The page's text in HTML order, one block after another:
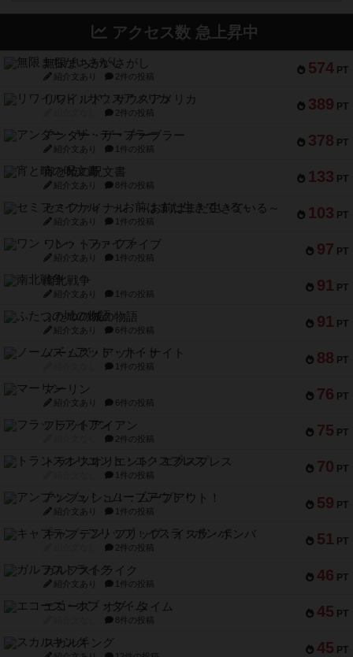
アクセス数 急上昇中
574 PT
無限まちがいさがし
紹介文あり 2件の投稿
389 PT
リワイルド：サウスアメリカ
2件の投稿
378 PT
アンダー・ザ・テーブラー
紹介文あり 1件の投稿
133 PT
宵と暁の呪文書
紹介文あり 8件の投稿
103 PT
セミファイナル ～お前はまだ生きている～
紹介文あり 1件の投稿
97 PT
ワン・トゥ・ファイブ
紹介文あり 1件の投稿
91 PT
南北戦争
紹介文あり 1件の投稿
91 PT
ふたつの城の物語
紹介文あり 6件の投稿
88 PT
ノームズ・アット・ナイト
1件の投稿
76 PT
マーリン
紹介文あり 6件の投稿
75 PT
フラットアイアン
2件の投稿
70 PT
トランスオリエント・エクスプレス
1件の投稿
59 PT
アンブッシュ！：ムーブアウト！
紹介文あり 1件の投稿
51 PT
キャプテン・フリップ：イスラ・ボンバ
2件の投稿
46 PT
ガルフストライク
紹介文あり 1件の投稿
45 PT
エコーズ・オブ・タイム
8件の投稿
45 PT
スカルキング